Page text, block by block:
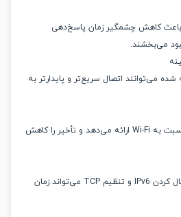
چشمگیر زمان پاسخ‌دهی
اتصال سریع‌تر و پایدارتر به
اتصال کابلی پایداری بیشتری نسبت به Wi-Fi ارائه می‌دهد و تأخیر را کاهش
فعال کردن QoS در روتر، غیرفعال کردن IPv6 و تنظیم TCP می‌تواند زمان